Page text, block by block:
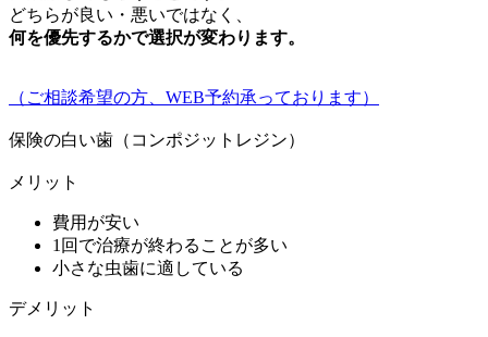
どちらが良い・悪いではなく、
何を優先するかで選択が変わります。
（ご相談希望の方、WEB予約承っております）
保険の白い歯（コンポジットレジン）
メリット
費用が安い
1回で治療が終わることが多い
小さな虫歯に適している
デメリット